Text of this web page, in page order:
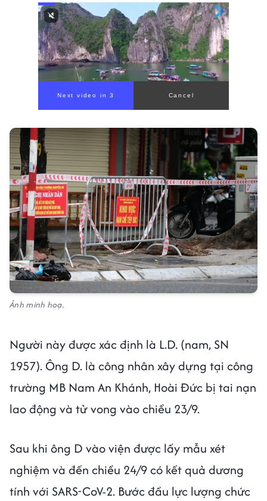
Next video in 1 Cancel
Ảnh minh hoạ.
Người này được xác định là L.D. (nam, SN
1957). Ông D. là công nhân xây dựng tại công
trường MB Nam An Khánh, Hoài Đức bị tai nạn
lao động và tử vong vào chiều 23/9.
Sau khi ông D vào viện được lấy mẫu xét
nghiệm và đến chiều 24/9 có kết quả dương
tính với SARS-CoV-2. Bước đầu lực lượng chức